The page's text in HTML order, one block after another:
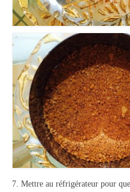
7. Mettre au réfrigérateur pour